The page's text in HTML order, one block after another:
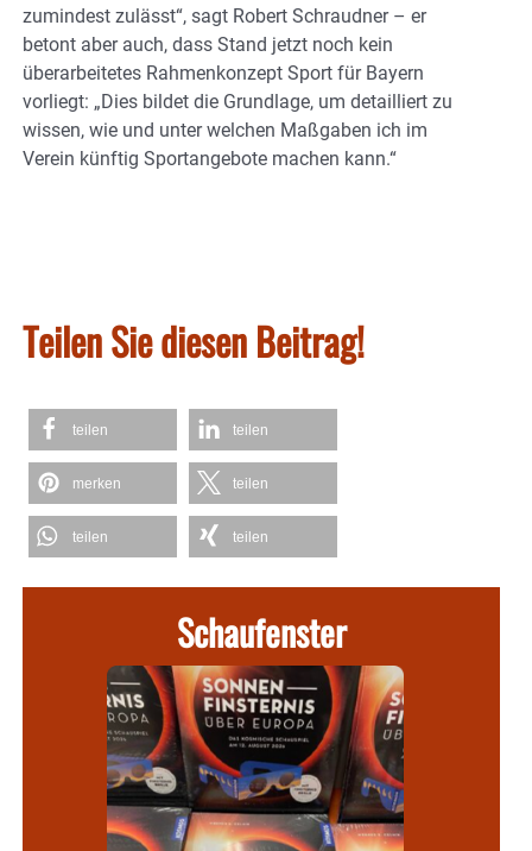
zumindest zulässt“, sagt Robert Schraudner – er
betont aber auch, dass Stand jetzt noch kein
überarbeitetes Rahmenkonzept Sport für Bayern
vorliegt: „Dies bildet die Grundlage, um detailliert zu
wissen, wie und unter welchen Maßgaben ich im
Verein künftig Sportangebote machen kann.“
Teilen Sie diesen Beitrag!
teilen teilen
merken teilen
teilen teilen
Schaufenster